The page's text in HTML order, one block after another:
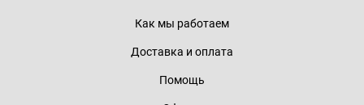
Как мы работаем
Доставка и оплата
Помощь